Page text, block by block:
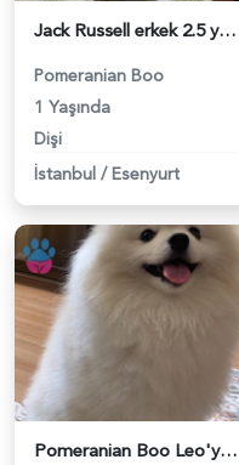
Jack Russell erkek 2.5 yaşında dişi arıyoruz - 118984320
Pomeranian Boo
1 Yaşında
Dişi
İstanbul / Esenyurt
Pomeranian Boo Leo'ya Eş Arıyorum - 118984191